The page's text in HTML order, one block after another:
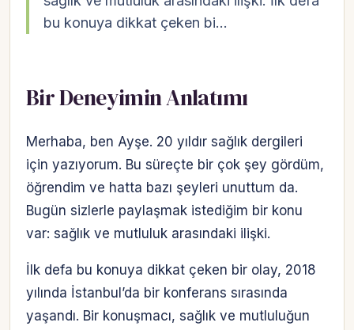
bu konuya dikkat çeken bi…
Bir Deneyimin Anlatımı
Merhaba, ben Ayşe. 20 yıldır sağlık dergileri
için yazıyorum. Bu süreçte bir çok şey gördüm,
öğrendim ve hatta bazı şeyleri unuttum da.
Bugün sizlerle paylaşmak istediğim bir konu
var: sağlık ve mutluluk arasındaki ilişki.
İlk defa bu konuya dikkat çeken bir olay, 2018
yılında İstanbul’da bir konferans sırasında
yaşandı. Bir konuşmacı, sağlık ve mutluluğun